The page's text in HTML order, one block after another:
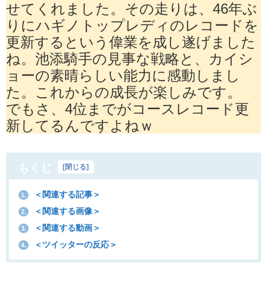
せてくれました。その走りは、46年ぶ
りにハギノトップレディのレコードを
更新するという偉業を成し遂げました
ね。池添騎手の見事な戦略と、カイシ
ョーの素晴らしい能力に感動しまし
た。これからの成長が楽しみです。
でもさ、4位までがコースレコード更
新してるんですよねｗ
もくじ [閉じる]
1. ＜関連する記事＞
2. ＜関連する画像＞
3. ＜関連する動画＞
4. ＜ツイッターの反応＞